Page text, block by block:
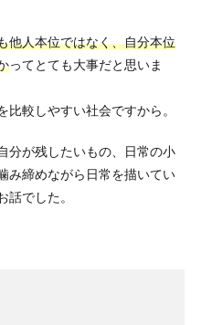
他人本位ではなく、自分本位
ってとても大事だと思いま
比較しやすい社会ですから。
分が残したいもの、日常の小
み締めながら日常を描いてい
話でした。